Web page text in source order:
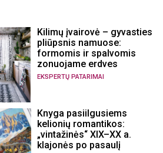
Kilimų įvairovė – gyvasties
pliūpsnis namuose:
formomis ir spalvomis
zonuojame erdves
EKSPERTŲ PATARIMAI
Knyga pasiilgusiems
kelionių romantikos:
„vintažinės“ XIX–XX a.
klajonės po pasaulį